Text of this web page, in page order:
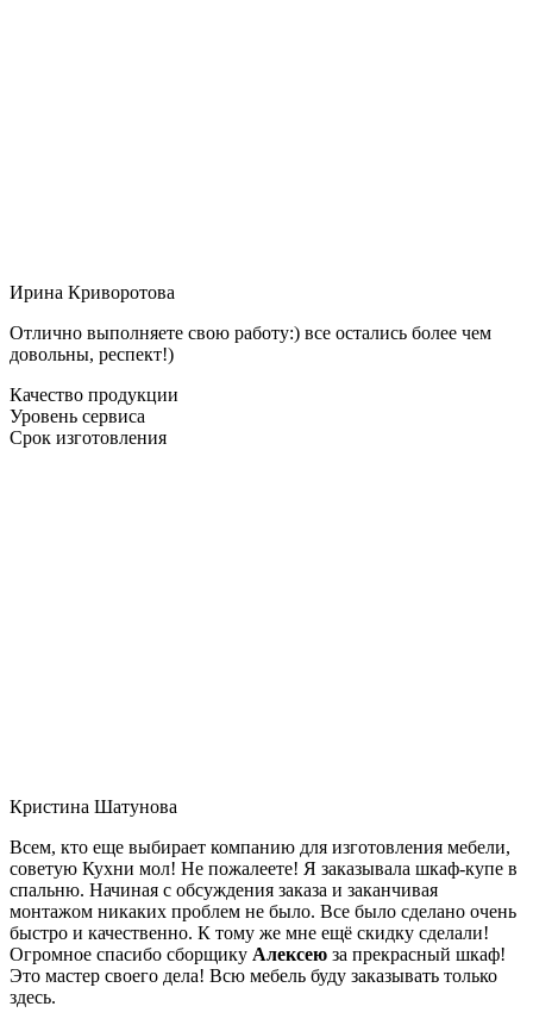
Ирина Криворотова
Отлично выполняете свою работу:) все остались более чем
довольны, респект!)
Качество продукции
Уровень сервиса
Срок изготовления
Кристина Шатунова
Всем, кто еще выбирает компанию для изготовления мебели,
советую Кухни мол! Не пожалеете! Я заказывала шкаф-купе в
спальню. Начиная с обсуждения заказа и заканчивая
монтажом никаких проблем не было. Все было сделано очень
быстро и качественно. К тому же мне ещё скидку сделали!
Огромное спасибо сборщику Алексею за прекрасный шкаф!
Это мастер своего дела! Всю мебель буду заказывать только
здесь.